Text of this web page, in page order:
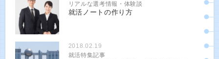
リアルな選考情報・体験談
就活ノートの作り方
2018.02.19
就活特集記事